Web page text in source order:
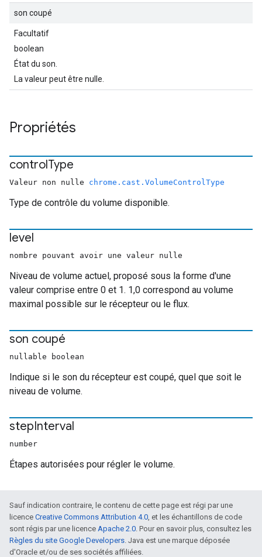
son coupé
Facultatif
boolean
État du son.
La valeur peut être nulle.
Propriétés
controlType
Valeur non nulle chrome.cast.VolumeControlType
Type de contrôle du volume disponible.
level
nombre pouvant avoir une valeur nulle
Niveau de volume actuel, proposé sous la forme d'une
valeur comprise entre 0 et 1. 1,0 correspond au volume
maximal possible sur le récepteur ou le flux.
son coupé
nullable boolean
Indique si le son du récepteur est coupé, quel que soit le
niveau de volume.
stepInterval
number
Étapes autorisées pour régler le volume.
Sauf indication contraire, le contenu de cette page est régi par une
licence Creative Commons Attribution 4.0, et les échantillons de code
sont régis par une licence Apache 2.0. Pour en savoir plus, consultez les
Règles du site Google Developers. Java est une marque déposée
d'Oracle et/ou de ses sociétés affiliées.